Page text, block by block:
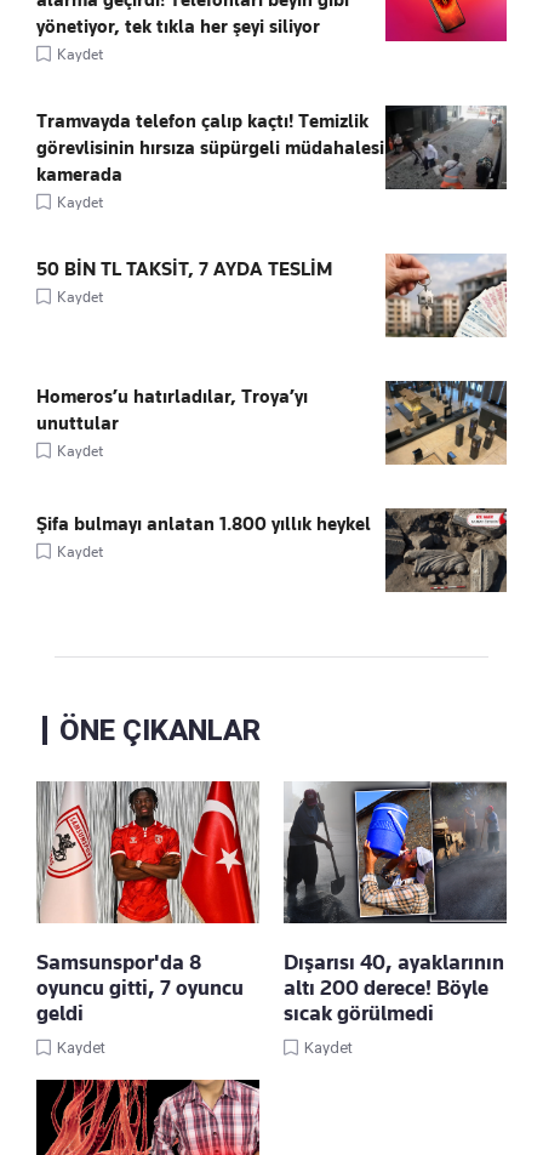
yönetiyor, tek tıkla her şeyi siliyor
Kaydet
Tramvayda telefon çalıp kaçtı! Temizlik
görevlisinin hırsıza süpürgeli müdahalesi
kamerada
Kaydet
50 BİN TL TAKSİT, 7 AYDA TESLİM
Kaydet
Homeros’u hatırladılar, Troya’yı
unuttular
Kaydet
Şifa bulmayı anlatan 1.800 yıllık heykel
Kaydet
ÖNE ÇIKANLAR
Samsunspor'da 8
oyuncu gitti, 7 oyuncu
geldi
Kaydet
Dışarısı 40, ayaklarının
altı 200 derece! Böyle
sıcak görülmedi
Kaydet